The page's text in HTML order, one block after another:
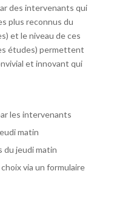
des intervenants qui
plus reconnus du
et le niveau de ces
études) permettent
et innovant qui
les intervenants
matin
du jeudi matin
via un formulaire